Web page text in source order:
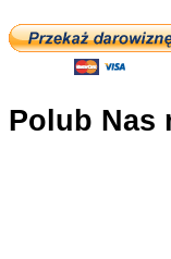
Polub Nas